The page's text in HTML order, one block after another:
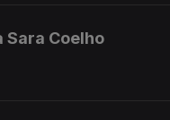
Sara Coelho